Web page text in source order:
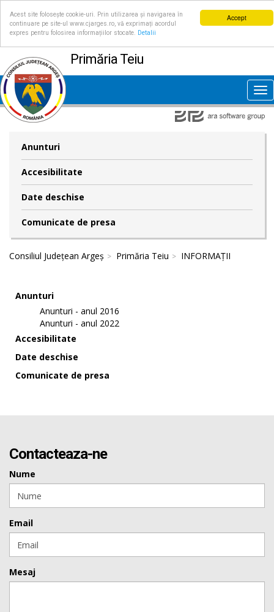
Accept
Acest site folosește cookie-uri. Prin utilizarea și navigarea în
continuare pe site-ul www.cjarges.ro, vă exprimați acordul
expres pentru folosirea informațiilor stocate.
Detalii
Primăria Teiu
Anunturi
Accesibilitate
Date deschise
Comunicate de presa
Consiliul Județean Argeș Primăria Teiu INFORMAȚII
Anunturi
Anunturi - anul 2016
Anunturi - anul 2022
Accesibilitate
Date deschise
Comunicate de presa
Contacteaza-ne
Nume
Email
Mesaj